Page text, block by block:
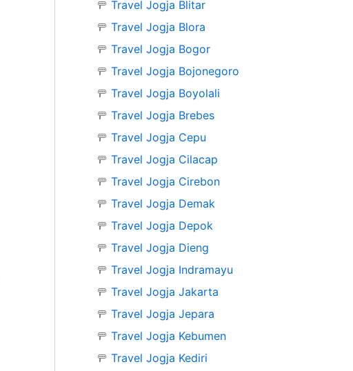
🚥 Travel Jogja Blitar
🚥 Travel Jogja Blora
🚥 Travel Jogja Bogor
🚥 Travel Jogja Bojonegoro
🚥 Travel Jogja Boyolali
🚥 Travel Jogja Brebes
🚥 Travel Jogja Cepu
🚥 Travel Jogja Cilacap
🚥 Travel Jogja Cirebon
🚥 Travel Jogja Demak
🚥 Travel Jogja Depok
🚥 Travel Jogja Dieng
🚥 Travel Jogja Indramayu
🚥 Travel Jogja Jakarta
🚥 Travel Jogja Jepara
🚥 Travel Jogja Kebumen
🚥 Travel Jogja Kediri